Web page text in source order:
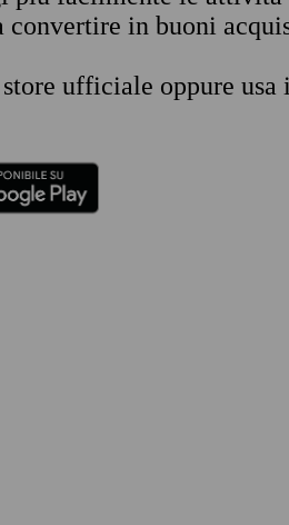
convertire in buoni
ufficiale oppure usa